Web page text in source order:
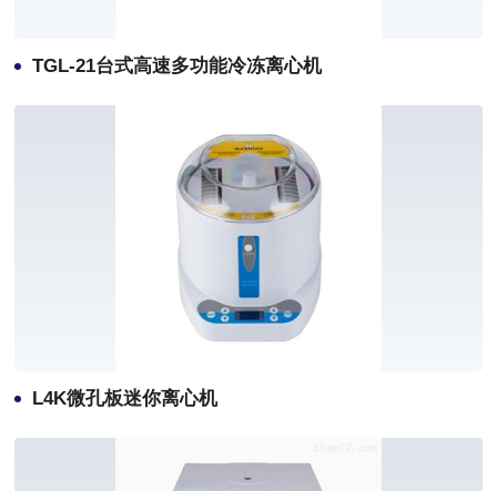
TGL-21台式高速多功能冷冻离心机
L4K微孔板迷你离心机